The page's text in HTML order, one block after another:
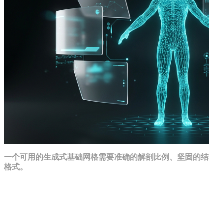
一个可用的生成式基础网格需要准确的解剖比例、坚固的
格式。